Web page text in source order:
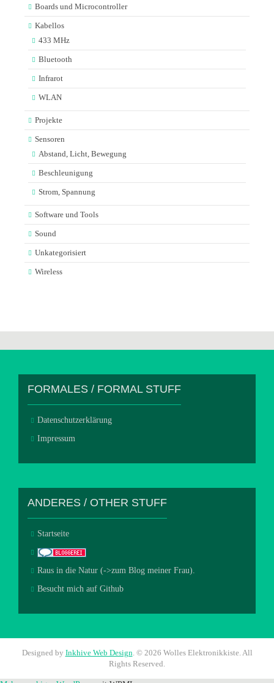
Boards und Microcontroller
Kabellos
433 MHz
Bluetooth
Infrarot
WLAN
Projekte
Sensoren
Abstand, Licht, Bewegung
Beschleunigung
Strom, Spannung
Software und Tools
Sound
Unkategorisiert
Wireless
FORMALES / FORMAL STUFF
Datenschutzerklärung
Impressum
ANDERES / OTHER STUFF
Startseite
Raus in die Natur (->zum Blog meiner Frau).
Besucht mich auf Github
Designed by Inkhive Web Design © 2026 Wolles Elektronikkiste. All
Rights Reserved.